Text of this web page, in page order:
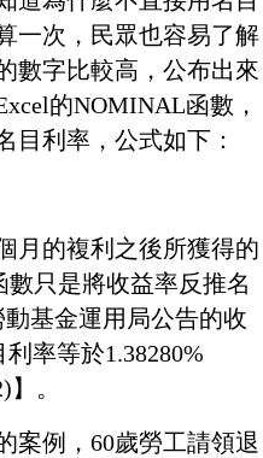
一次，民眾也容易了解
數字比較高，公布出來
的NOMINAL函數，
目利率，公式如下：
月的複利之後所獲得的
只是將收益率反推名
動基金運用局公告的收
率等於1.38280%
。
案例，60歲勞工請領退